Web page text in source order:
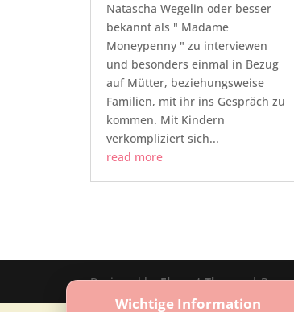
Natascha Wegelin oder besser
bekannt als " Madame
Moneypenny " zu interviewen
und besonders einmal in Bezug
auf Mütter, beziehungsweise
Familien, mit ihr ins Gespräch zu
kommen. Mit Kindern
verkompliziert sich...
read more
Designed byElegant Themes|
Wichtige Information